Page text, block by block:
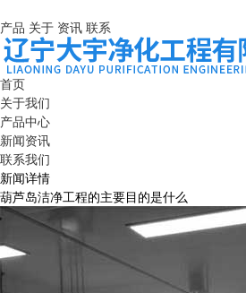
产品 关于 资讯 联系
首页
关于我们
产品中心
新闻资讯
联系我们
新闻详情
葫芦岛洁净工程的主要目的是什么